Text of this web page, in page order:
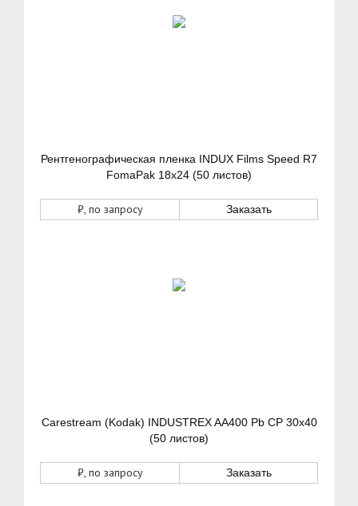
Рентгенографическая пленка INDUX Films Speed R7
FomaPak 18х24 (50 листов)
₽, по запросу Заказать
Carestream (Kodak) INDUSTREX AA400 Pb CP 30x40
(50 листов)
₽, по запросу Заказать